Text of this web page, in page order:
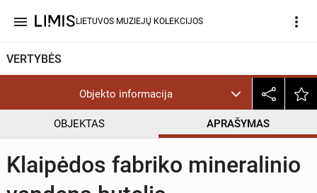
menu LIETUVOS MUZIEJŲ KOLEKCIJOS more_vert
VERTYBĖS
Objekto informacija
OBJEKTAS APRAŠYMAS
Klaipėdos fabriko mineralinio